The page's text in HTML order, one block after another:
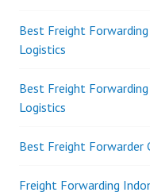
Best Freight
Logistics
Best Freight
Logistics
Best Freight Forwarder
Freight Forwarding